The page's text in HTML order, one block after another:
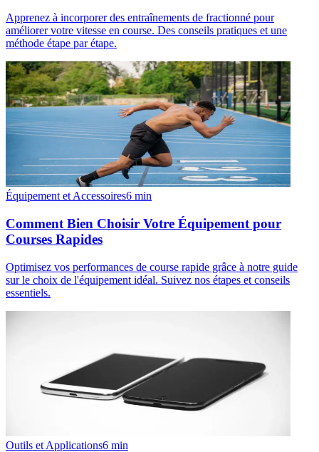
Apprenez à incorporer des entraînements de fractionné pour
améliorer votre vitesse en course. Des conseils pratiques et une
méthode étape par étape.
Équipement et Accessoires6 min
Comment Bien Choisir Votre Équipement pour
Courses Rapides
Optimisez vos performances de course rapide grâce à notre guide
sur le choix de l'équipement idéal. Suivez nos étapes et conseils
essentiels.
Outils et Applications6 min